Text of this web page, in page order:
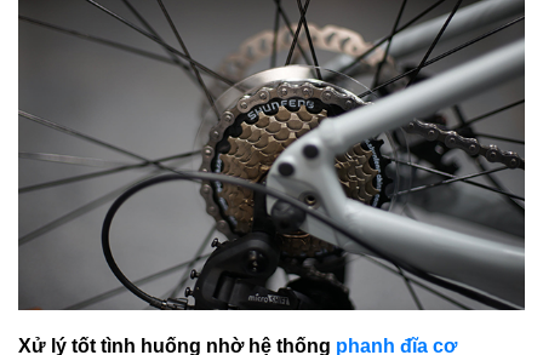
Xử lý tốt tình huống nhờ hệ thống phanh đĩa cơ